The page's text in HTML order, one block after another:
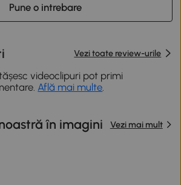
Pune o intrebare
Vezi toate review-urile
videoclipuri pot primi
Află mai multe
în imagini Vezi mai mult